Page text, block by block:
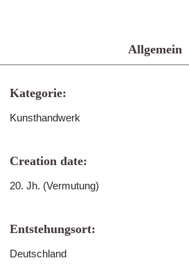
Allgemein
Kategorie:
Kunsthandwerk
Creation date:
20. Jh. (Vermutung)
Entstehungsort:
Deutschland